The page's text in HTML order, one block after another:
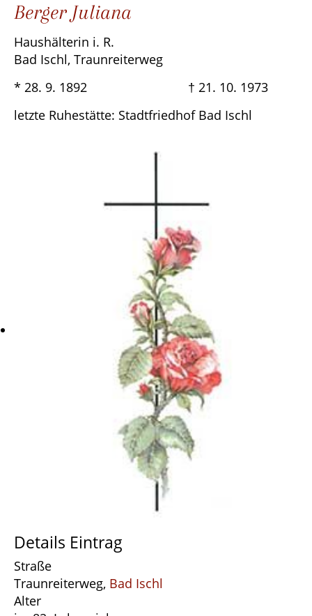
Berger Juliana
Haushälterin i. R.
Bad Ischl, Traunreiterweg
* 28. 9. 1892 † 21. 10. 1973
letzte Ruhestätte: Stadtfriedhof Bad Ischl
Details Eintrag
Straße
Traunreiterweg, Bad Ischl
Alter